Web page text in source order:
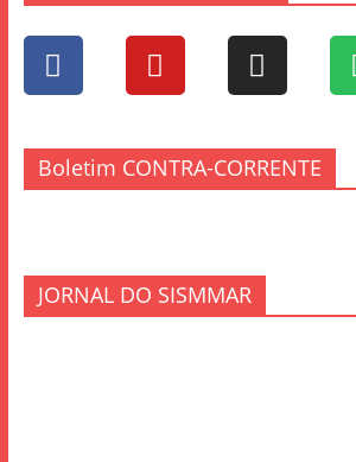
Boletim CONTRA-CORRENTE
JORNAL DO SISMMAR